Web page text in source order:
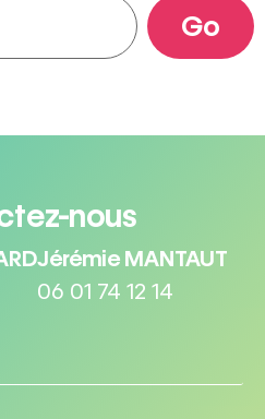
nous
Jérémie MANTAUT
06 01 74 12 14